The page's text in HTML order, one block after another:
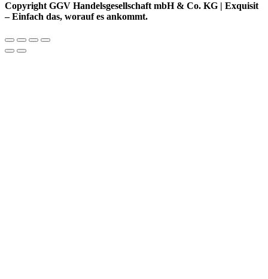
Copyright GGV Handelsgesellschaft mbH & Co. KG | Exquisit
– Einfach das, worauf es ankommt.